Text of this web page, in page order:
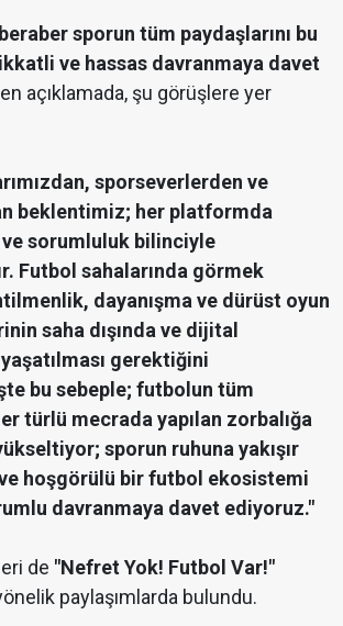
sporun tüm paydaşlarını bu
ve hassas davranmaya davet
açıklamada, şu görüşlere yer
sporseverlerden ve
beklentimiz; her platformda
ve sorumluluk bilinciyle
Futbol sahalarında görmek
dayanışma ve dürüst oyun
saha dışında ve dijital
gerektiğini
bu sebeple; futbolun tüm
türlü mecrada yapılan zorbalığa
sporun ruhuna yakışır
ve hoşgörülü bir futbol ekosistemi
davranmaya davet ediyoruz."
de "Nefret Yok! Futbol Var!"
paylaşımlarda bulundu.